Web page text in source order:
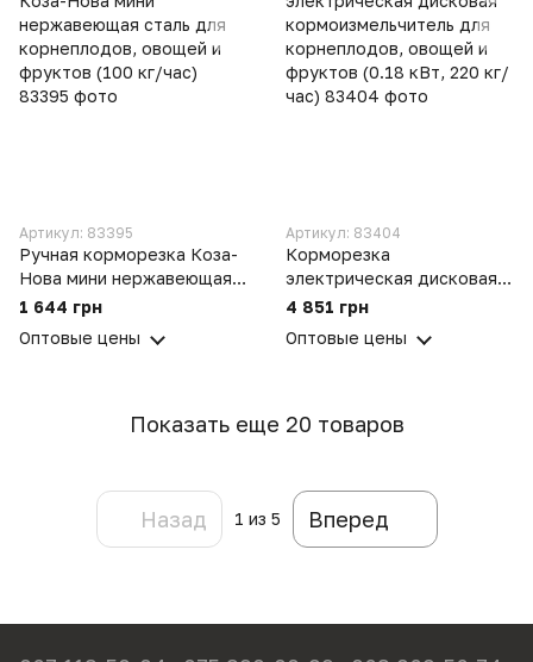
Артикул: 83395
Ручная корморезка Коза-
Нова мини нержавеющая
сталь для корнеплодов,
час)
1 644 грн
Оптовые цены
Артикул: 83404
Корморезка
электрическая дисковая
кормоизмельчитель для
фруктов (0.18 кВт, 220 кг/
4 851 грн
Оптовые цены
Показать еще 20 товаров
Назад 1 из 5 Вперед